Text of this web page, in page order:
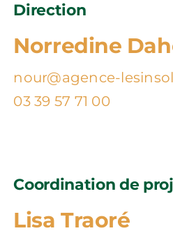
NOTRE TAF
POUR LES CURIEUX
Direction
Norredine
nour@agence-
03 39 57 71 00
Coordination de
Lisa Traoré